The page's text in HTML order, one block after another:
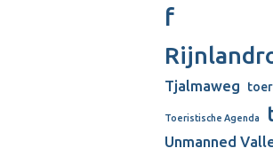
f
Tjalmaweg
Toeristische Agenda
Unmanned